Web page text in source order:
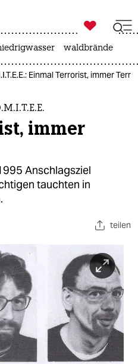
ich

taz zahl ich
waldbrände
Einmal Terrorist, immer
immer
Anschlagsziel
tauchten in
teilen